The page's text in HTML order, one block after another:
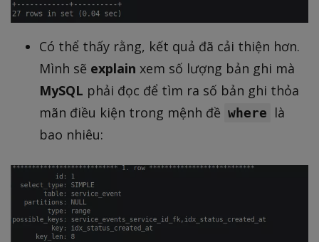
Có thể thấy rằng, kết quả đã cải thiện hơn.
Mình sẽ explain xem số lượng bản ghi mà
MySQL phải đọc để tìm ra số bản ghi thỏa
mãn điều kiện trong mệnh đề where
là
bao nhiêu: